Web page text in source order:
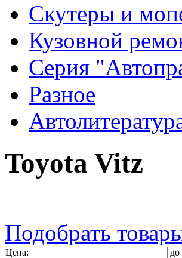
Скутеры и
Кузовной
Серия
Разное
Toyota Vitz
Подобрать
Цена:
до